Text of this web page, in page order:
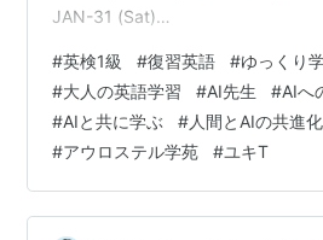
JAN-31 (Sat)
キT英検1級2026-JAN-31 (Sat) お
クシア校長です。
今日のあなたへ】 今これを読んで
の朝は、考えを試しながら整理で
文を1本だけ、意味…
#英検1級 #復習英語 #ゆっくり
#大人の英語学習 #AI先生 #AIへ
#AIと共に学ぶ #人間とAIの共進化
#アウロステル学苑 #ユキT